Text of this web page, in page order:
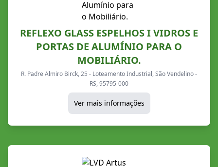
REFLEXO GLASS ESPELHOS I VIDROS E
PORTAS DE ALUMÍNIO PARA O
MOBILIÁRIO.
R. Padre Almiro Birck, 25 - Loteamento Industrial, São Vendelino -
RS, 95795-000
Ver mais informações